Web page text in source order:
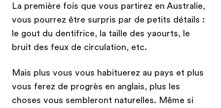
La première fois que vous partirez en Australie,
vous pourrez être surpris par de petits détails :
le gout du dentifrice, la taille des yaourts, le
bruit des feux de circulation, etc.
Mais plus vous vous habituerez au pays et plus
vous ferez de progrès en anglais, plus les
choses vous sembleront naturelles. Même si